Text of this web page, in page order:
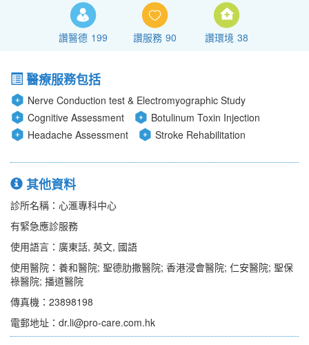
讚醫德 199 讚服務 90 讚環境 38
醫療服務包括
Nerve Conduction test & Electromyographic Study
Cognitive Assessment
Botulinum Toxin Injection
Headache Assessment
Stroke Rehabilitation
其他資料
診所名稱：心滙專科中心
有緊急應診服務
使用語言：廣東話, 英文, 國語
使用醫院：養和醫院; 聖德肋撒醫院; 香港浸會醫院; 仁安醫院; 聖保
祿醫院; 播道醫院
傳真機：23898198
電郵地址：dr.li@pro-care.com.hk